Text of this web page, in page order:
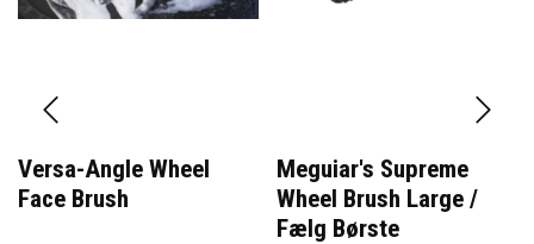
Versa-Angle Wheel
Face Brush
Meguiar's Supreme
Wheel Brush Large /
Fælg Børste